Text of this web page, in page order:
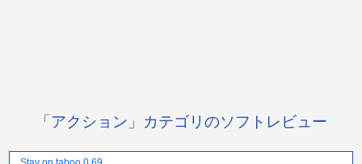
「アクション」カテゴリのソフトレビュー